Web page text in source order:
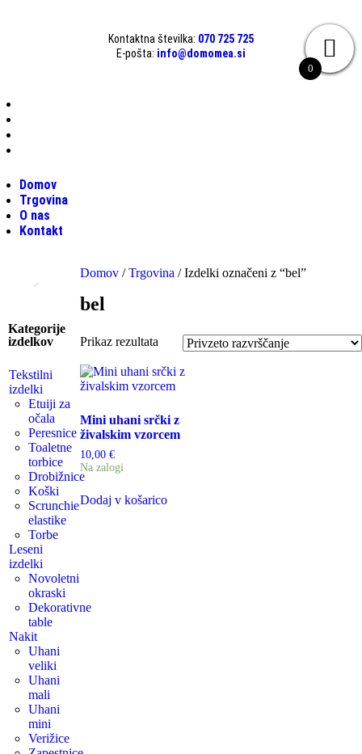
Kontaktna številka: 070 725 725
E-pošta: info@domomea.si
Domov
Trgovina
O nas
Kontakt
Kategorije
izdelkov
Tekstilni
izdelki
Etuiji za
očala
Peresnice
Toaletne
torbice
Drobižnice
Koški
Scrunchie
elastike
Torbe
Leseni
izdelki
Novoletni
okraski
Dekorativne
table
Nakit
Uhani
veliki
Uhani
mali
Uhani
mini
Verižice
Domov/Trgovina / Izdelki označeni z “bel”
bel
Prikaz rezultata
Mini uhani srčki z
živalskim vzorcem
10,00 €
Na zalogi
Dodaj v košarico
0